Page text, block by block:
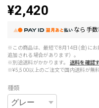
¥2,420
なら 手
※この商品は、最短で8月14日(金)にお
追加される場合があります）。
※別途送料がかかります。
送料を確認
※¥5,500以上のご注文で国内送料が無料
種類